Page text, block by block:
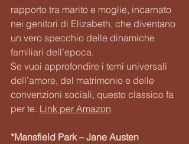
rapporto tra marito e moglie, incarnato
nei genitori di Elizabeth, che diventano
un vero specchio delle dinamiche
familiari dell’epoca.
Se vuoi approfondire i temi universali
dell’amore, del matrimonio e delle
convenzioni sociali, questo classico fa
per te. Link per Amazon
*Mansfield Park – Jane Austen